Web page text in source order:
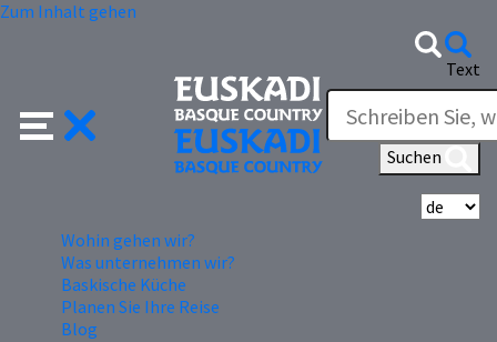
Zum Inhalt gehen
Text
Suchen
Wohin gehen wir?
Was unternehmen wir?
Baskische Küche
Planen Sie Ihre Reise
Blog